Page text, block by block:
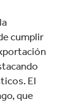
cumplir
El
que